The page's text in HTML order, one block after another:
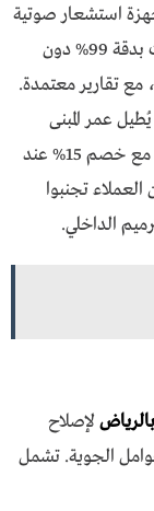
استشعار صوتية
وكاميرات حرارية، مما يُمكن من تحديد التسربات بدقة 99% دون
تقارير معتمدة.
عمر المبنى
بنسبة 25%. تبدأ الأسعار من 200 ريال للفحص، مع خصم 15% عند
بيانات الشركة إلى أن 90% من العملاء تجنبوا
الداخلي.
لإصلاح
الجوية. تشمل